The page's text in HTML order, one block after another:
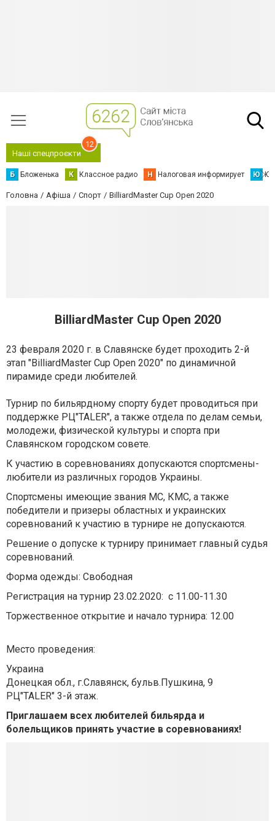
Наші спецпроєкти
12
Б Бложенька К Классное радио Н Налоговая информирует Ю
Головна Афіша Спорт BilliardMaster Cup Open 2020
BilliardMaster Cup Open 2020
23 февраля 2020 г. в Славянске будет проходить 2-й
этап "BilliardMaster Cup Open 2020" по динамичной
пирамиде среди любителей.
Турнир по бильярдному спорту будет проводиться при
поддержке РЦ"TALER", а также отдела по делам семьи,
молодежи, физической культуры и спорта при
Славянском городском совете.
К участию в соревнованиях допускаются спортсмены-
любители из различных городов Украины.
Спортсмены имеющие звания МС, КМС, а также
победители и призеры областных и украинских
соревнований к участию в турнире не допускаются.
Решение о допуске к турниру принимает главный судья
соревнований.
Форма одежды: Свободная
Регистрация на турнир 23.02.2020: с 11.00-11.30
Торжественное открытие и начало турнира: 12.00
Место проведения:
Украина
Донецкая обл., г.Славянск, бульв.Пушкина, 9
РЦ"TALER" 3-й этаж.
Приглашаем всех любителей бильярда и
болельщиков принять участие в соревнованиях!